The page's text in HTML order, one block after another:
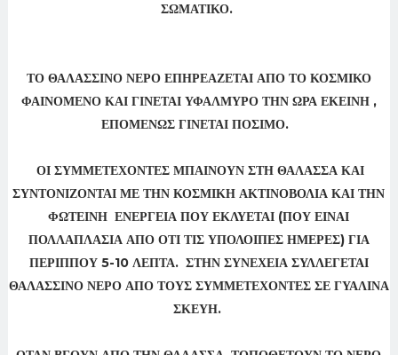
ΣΩΜΑΤΙΚΟ.
ΤΟ ΘΑΛΑΣΣΙΝΟ ΝΕΡΟ ΕΠΗΡΕΑΖΕΤΑΙ ΑΠΟ ΤΟ ΚΟΣΜΙΚΟ
ΦΑΙΝΟΜΕΝΟ ΚΑΙ ΓΙΝΕΤΑΙ ΥΦΑΛΜΥΡΟ ΤΗΝ ΩΡΑ ΕΚΕΙΝΗ ,
ΕΠΟΜΕΝΩΣ ΓΙΝΕΤΑΙ ΠΟΣΙΜΟ.
ΟΙ ΣΥΜΜΕΤΕΧΟΝΤΕΣ ΜΠΑΙΝΟΥΝ ΣΤΗ ΘΑΛΑΣΣΑ ΚΑΙ
ΣΥΝΤΟΝΙΖΟΝΤΑΙ ΜΕ ΤΗΝ ΚΟΣΜΙΚΗ ΑΚΤΙΝΟΒΟΛΙΑ ΚΑΙ ΤΗΝ
ΦΩΤΕΙΝΗΕΝΕΡΓΕΙΑ ΠΟΥ ΕΚΛΥΕΤΑΙ (ΠΟΥ ΕΙΝΑΙ
ΠΟΛΛΑΠΛΑΣΙΑ ΑΠΟ ΟΤΙ ΤΙΣ ΥΠΟΛΟΙΠΕΣ ΗΜΕΡΕΣ) ΓΙΑ
ΠΕΡΙΠΠΟΥ 5-10 ΛΕΠΤΑ. ΣΤΗΝ ΣΥΝΕΧΕΙΑ ΣΥΛΛΕΓΕΤΑΙ
ΘΑΛΑΣΣΙΝΟ ΝΕΡΟ ΑΠΟ ΤΟΥΣ ΣΥΜΜΕΤΕΧΟΝΤΕΣ ΣΕ ΓΥΑΛΙΝΑ
ΣΚΕΥΗ.